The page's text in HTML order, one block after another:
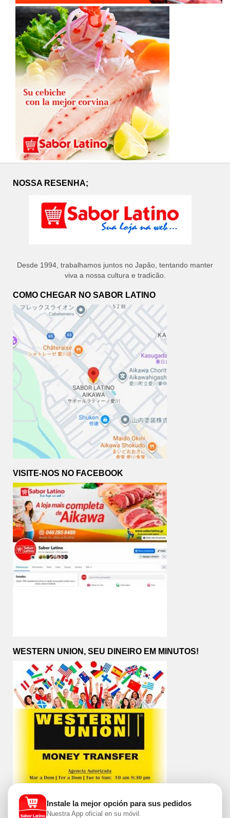
NOSSA RESENHA;
Desde 1994, trabalhamos juntos no Japão, tentando manter
viva a nossa cultura e tradicão.
COMO CHEGAR NO SABOR LATINO
VISITE-NOS NO FACEBOOK
WESTERN UNION, SEU DINEIRO EM MINUTOS!
Instale la mejor opción para sus pedidos
Nuestra App oficial en su móvil.